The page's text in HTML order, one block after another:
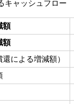
ャッシュフロー
額
額
還による増減額）